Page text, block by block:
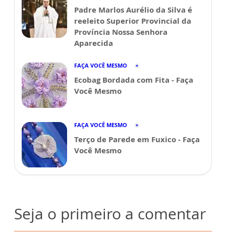
Padre Marlos Aurélio da Silva é
reeleito Superior Provincial da
Província Nossa Senhora
Aparecida
FAÇA VOCÊ MESMO
Ecobag Bordada com Fita - Faça
Você Mesmo
FAÇA VOCÊ MESMO
Terço de Parede em Fuxico - Faça
Você Mesmo
Seja o primeiro a comentar